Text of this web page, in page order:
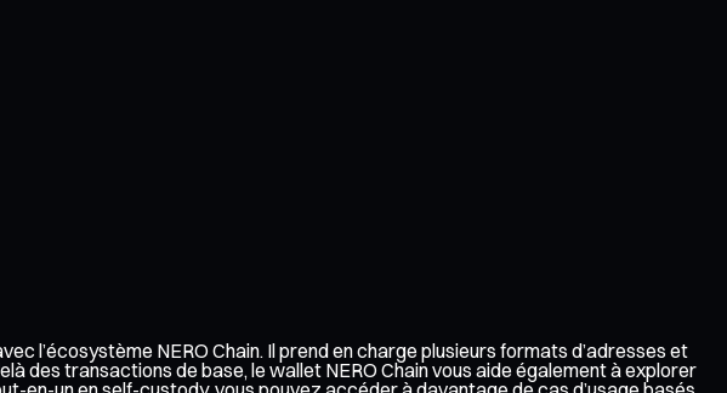
l’écosystème NERO Chain. Il prend en charge plusieurs formats d’adresses et
des transactions de base, le wallet NERO Chain vous aide également à explorer